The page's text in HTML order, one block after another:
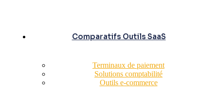
Comparatifs Outils SaaS
Terminaux de paiement
Solutions comptabilité
Outils e-commerce